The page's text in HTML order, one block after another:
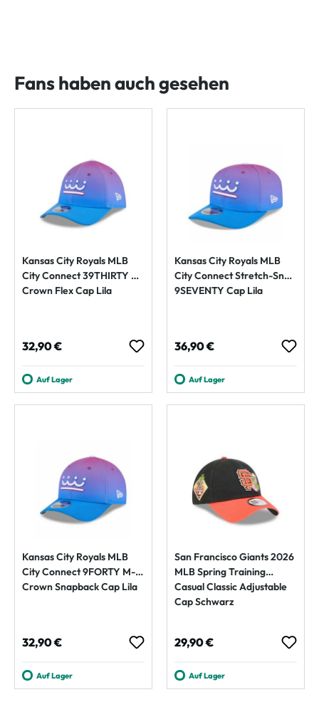
Fans haben auch gesehen
Kansas City Royals MLB
City Connect 39THIRTY M-
Crown Flex Cap Lila
Regulärer Preis:
32,90 €
Auf Lager
Kansas City Royals MLB
City Connect Stretch-Snap
9SEVENTY Cap Lila
Regulärer Preis:
36,90 €
Auf Lager
Kansas City Royals MLB
City Connect 9FORTY M-
Crown Snapback Cap Lila
Regulärer Preis:
32,90 €
Auf Lager
San Francisco Giants 2026
MLB Spring Training
Casual Classic Adjustable
Cap Schwarz
Regulärer Preis:
29,90 €
Auf Lager